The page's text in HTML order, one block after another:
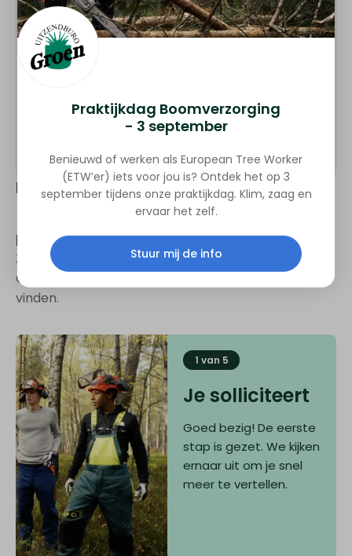
Marjolein Veenendaal
Intercedent (regio Noord)
06 - 51 90 50 66
marjolein@groen-uitzendburo.nl
Deel deze vacature
Het sollicitatieproces
Zo verloopt het solliciteren via Groen Uitzendburo.
Ontdek hoe we jou kunnen helpen om een baan te
vinden.
1 van 5
Je solliciteert
Goed bezig! De eerste
stap is gezet. We kijken
ernaar uit om je snel
meer te vertellen.
Praktijkdag Boomverzorging
- 3 september
Benieuwd of werken als European Tree Worker
(ETW’er) iets voor jou is? Ontdek het op 3
september tijdens onze praktijkdag. Klim, zaag en
ervaar het zelf.
Stuur mij de info